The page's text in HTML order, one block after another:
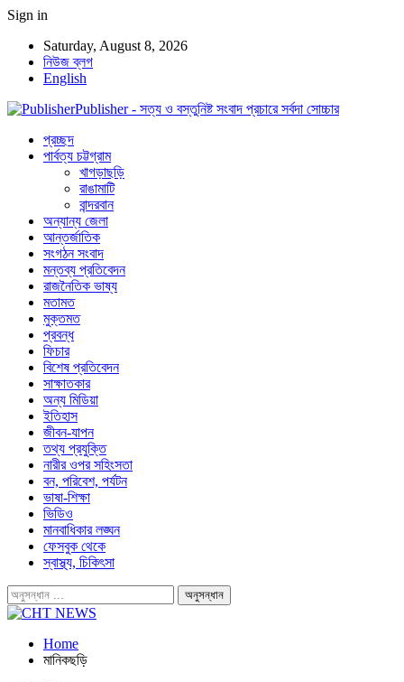
Sign in
Saturday, August 8, 2026
নিউজ ব্লগ
English
Publisher - সত্য ও বস্তুনিষ্ট সংবাদ প্রচারে সর্বদা সোচ্চার
প্রচ্ছদ
পার্বত্য চট্টগ্রাম
খাগড়াছড়ি
রাঙামাটি
বান্দরবান
অন্যান্য জেলা
আন্তর্জাতিক
সংগঠন সংবাদ
মন্তব্য প্রতিবেদন
রাজনৈতিক ভাষ্য
মতামত
মুক্তমত
প্রবন্ধ
ফিচার
বিশেষ প্রতিবেদন
সাক্ষাতকার
অন্য মিডিয়া
ইতিহাস
জীবন-যাপন
তথ্য প্রযুক্তি
নারীর ওপর সহিংসতা
বন, পরিবেশ, পর্যটন
ভাষা-শিক্ষা
ভিডিও
মানবাধিকার লঙ্ঘন
ফেসবুক থেকে
স্বাস্থ্য, চিকিৎসা
Home
মানিকছড়ি